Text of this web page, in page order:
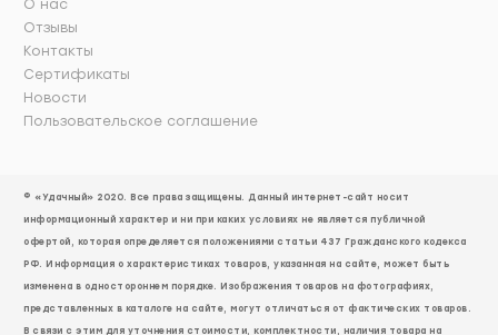
О нас
Отзывы
Контакты
Сертификаты
Новости
Пользовательское соглашение
© «Удачный» 2020. Все права защищены. Данный интернет-сайт носит
информационный характер и ни при каких условиях не является публичной
офертой, которая определяется положениями статьи 437 Гражданского кодекса
РФ. Информация о характеристиках товаров, указанная на сайте, может быть
изменена в одностороннем порядке. Изображения товаров на фотографиях,
представленных в каталоге на сайте, могут отличаться от фактических товаров.
В связи с этим для уточнения стоимости, комплектности, наличия товара на